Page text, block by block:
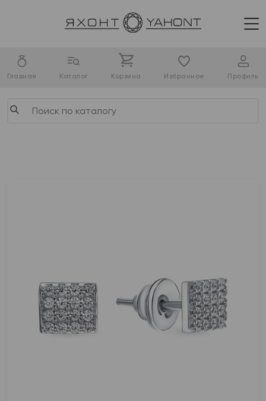
Главная Каталог Корзина Избранное Профиль